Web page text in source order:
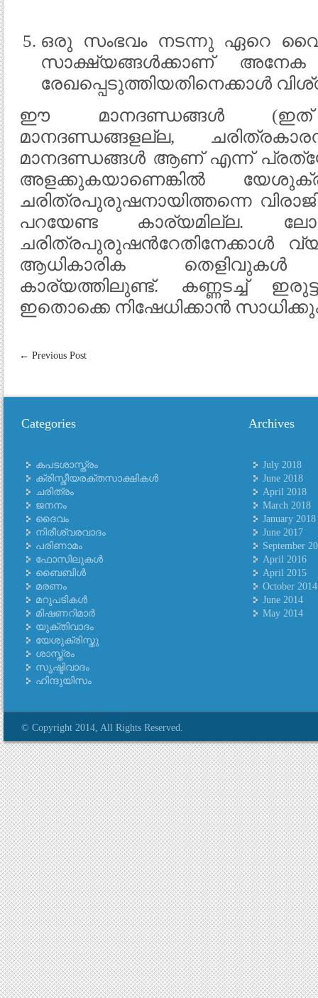
ഒരു സംഭവം നടന്നു ഏറെ
സാക്ഷ്യങ്ങള്‍ക്കാണ്
രേഖപ്പെടുത്തിയതിനെക്കാള്‍
ഈ മാനദണ്ഡങ്ങള്‍ (ഇത്
മാനദണ്ഡങ്ങളല്ല,
മാനദണ്ഡങ്ങള്‍ ആണ് എന്ന്
അളക്കുകയാണെങ്കില്‍
ചരിത്രപുരുഷനായിത്തന്നെ
പറയേണ്ട കാര്യമില്ല.
ചരിത്രപുരുഷന്‍റേതിനേക്കാള്‍
ആധികാരിക തെളിവുകള്‍
കാര്യത്തിലുണ്ട്. കണ്ണടച്ച്
ഇതൊക്കെ നിഷേധിക്കാന്‍
← Previous Post
Categories
കപടശാസ്ത്രം
ക്രിസ്തീയരക്തസാക്ഷികള്‍
ചരിത്രം
ജനനം
ദൈവം
നിരീശ്വരവാദം
പരിണാമം
ഫോസിലുകള്‍
ബൈബിള്‍
മരണം
മറുപടികള്‍
മിഷണറിമാര്‍
യുക്തിവാദം
യേശുക്രിസ്തു
ശാസ്ത്രം
സൃഷ്ടിവാദം
ഹിന്ദുയിസം
Archives
July 2018
June 2018
April 2018
March 2018
January 2018
June 2017
September
April 2016
April 2015
October 2014
June 2014
May 2014
© Copyright 2014, All Rights Reserved.